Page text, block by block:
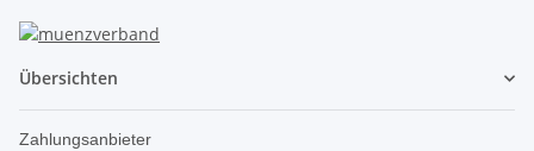
Übersichten
Zahlungsanbieter